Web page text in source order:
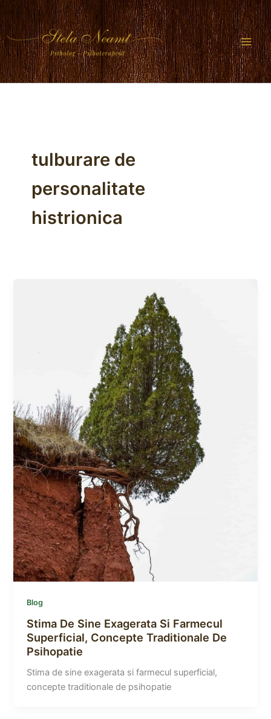
to
content
tulburare de
personalitate
histrionica
Blog
Stima De Sine Exagerata Si Farmecul
Superficial, Concepte Traditionale De
Psihopatie
Stima de sine exagerata si farmecul superficial,
concepte traditionale de psihopatie